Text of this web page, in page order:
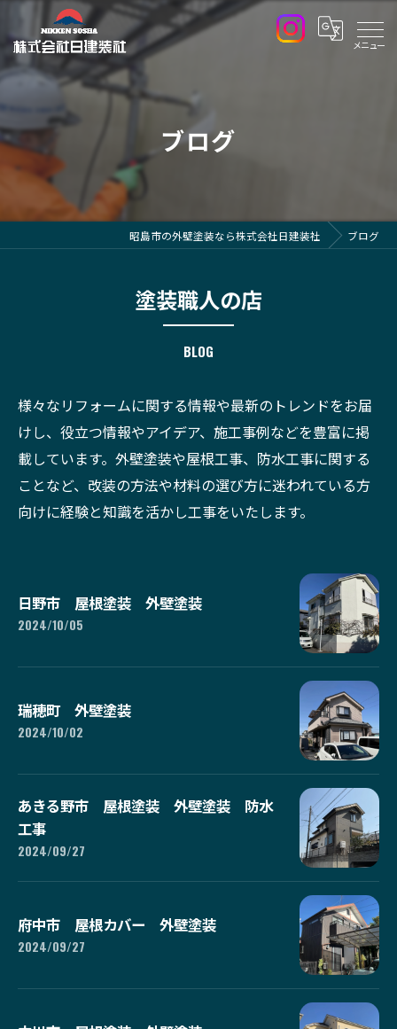
ブログ
昭島市の外壁塗装なら株式会社日建装社 ブログ
塗装職人の店
BLOG
様々なリフォームに関する情報や最新のトレンドをお届
けし、役立つ情報やアイデア、施工事例などを豊富に掲
載しています。外壁塗装や屋根工事、防水工事に関する
ことなど、改装の方法や材料の選び方に迷われている方
向けに経験と知識を活かし工事をいたします。
日野市 屋根塗装 外壁塗装
2024/10/05
瑞穂町 外壁塗装
2024/10/02
あきる野市 屋根塗装 外壁塗装 防水
工事
2024/09/27
府中市 屋根カバー 外壁塗装
2024/09/27